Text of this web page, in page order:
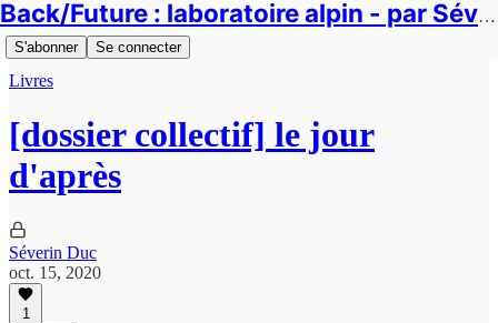
Back/Future : laboratoire alpin - par Séverin Duc
S'abonner Se connecter
Livres
[dossier collectif] le jour
d'après
Séverin Duc
oct. 15, 2020
1